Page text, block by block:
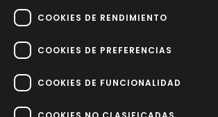
Lunes a viernes
10:00 a 14:00 / 18:00 a 21:00
COOKIES DE RENDIMIENTO
COOKIES DE PREFERENCIAS
COOKIES DE FUNCIONALIDAD